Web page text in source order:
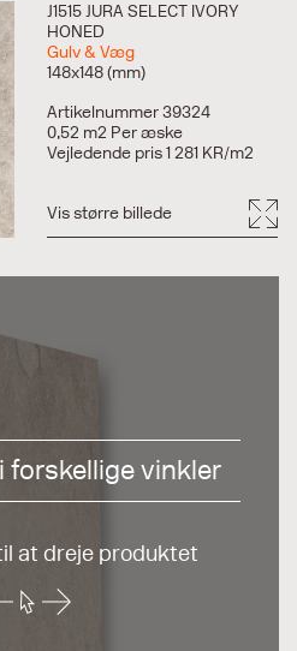
J1515 JURA SELECT IVORY
HONED
Gulv & Væg
148x148 (mm)
Artikelnummer 39324
0,52 m2 Per æske
Vejledende pris 1 281 KR/m2
Vis større billede
forskellige vinkler
at dreje produktet